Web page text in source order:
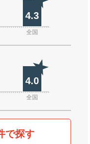
4.3
全国
4.0
全国
で探す